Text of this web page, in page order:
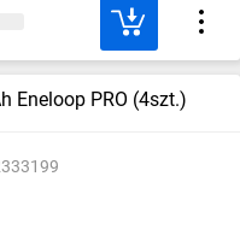
Eneloop PRO (4szt.)